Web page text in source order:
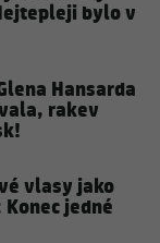
bylo v
Hansarda
rakev
vlasy jako
jedné